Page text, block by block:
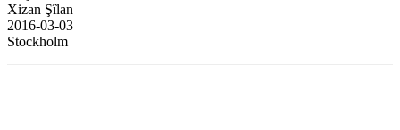
Xizan Şîlan
2016-03-03
Stockholm